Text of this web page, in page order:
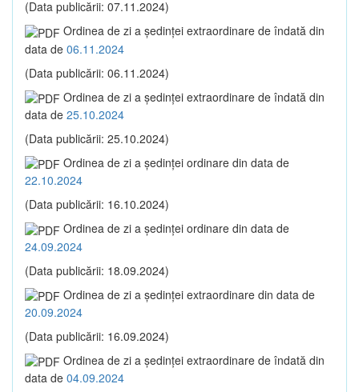
(Data publicării: 07.11.2024)
Ordinea de zi a şedinţei extraordinare de îndată din
data de 06.11.2024
(Data publicării: 06.11.2024)
Ordinea de zi a şedinţei extraordinare de îndată din
data de 25.10.2024
(Data publicării: 25.10.2024)
Ordinea de zi a şedinţei ordinare din data de
22.10.2024
(Data publicării: 16.10.2024)
Ordinea de zi a şedinţei ordinare din data de
24.09.2024
(Data publicării: 18.09.2024)
Ordinea de zi a şedinţei extraordinare din data de
20.09.2024
(Data publicării: 16.09.2024)
Ordinea de zi a şedinţei extraordinare de îndată din
data de 04.09.2024